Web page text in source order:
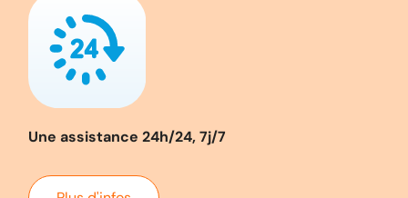
Une assistance 24h/24, 7j/7